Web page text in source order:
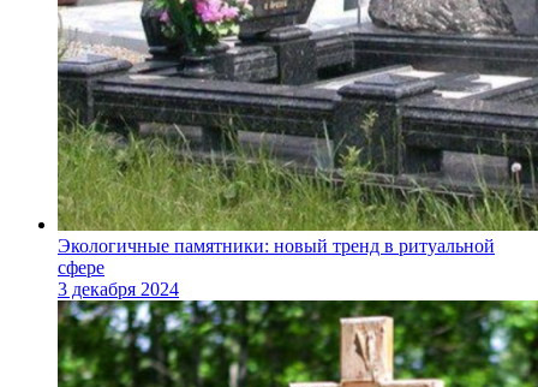
Экологичные памятники: новый тренд в ритуальной
сфере
3 декабря 2024